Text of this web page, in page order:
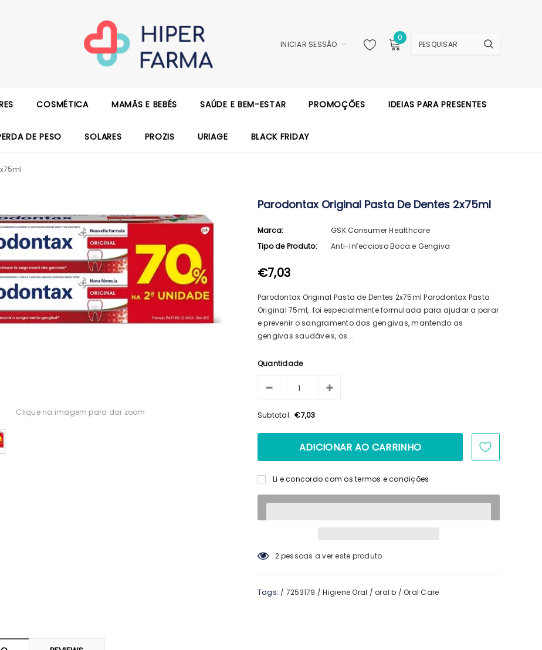
INICIAR SESSÃO
0
COSMÉTICA MAMÃS E BEBÉS SAÚDE E BEM-ESTAR PROMOÇÕES IDEIAS PARA PRESENTES
DE PESO SOLARES PROZIS URIAGE BLACK FRIDAY
-0%
Clique na imagem para dar zoom
Parodontax Original Pasta De Dentes 2x75ml
Marca:
GSK Consumer Healthcare
Tipo de Produto:
Anti-Infeccioso Boca e Gengiva
€7,03
Parodontax Original Pasta de Dentes 2x75ml Parodontax Pasta
Original 75ml, foi especialmente formulada para ajudar a parar
e prevenir o sangramento das gengivas, mantendo as
gengivas saudáveis, os...
Quantidade
Subtotal: €7,03
Li e concordo com os termos e condições
2pessoas a ver este produto
Tags: / 7253179 / Higiene Oral / oral b / Oral Care